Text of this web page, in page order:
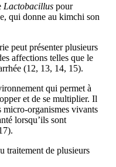
Lactobacillus pour
qui donne au kimchi son
peut présenter plusieurs
affections telles que le
(12, 13, 14, 15).
qui permet à
et de se multiplier. Il
micro-organismes vivants
lorsqu’ils sont
traitement de plusieurs